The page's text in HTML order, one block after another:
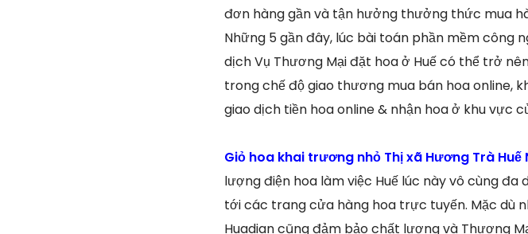
đơn hàng gần và tận hưởng thưởng thức mua
Những 5 gần đây, lúc bài toán phần mềm công
dịch Vụ Thương Mại đặt hoa ở Huế có thể trở
trong chế độ giao thương mua bán hoa online,
giao dịch tiền hoa online & nhận hoa ở khu vực
Giỏ hoa khai trương nhỏ Thị xã Hương Trà Huế
lượng điện hoa làm việc Huế lúc này vô cùng
tới các trang cửa hàng hoa trực tuyến. Mặc dù
Huadian cũng đảm bảo chất lượng và Thương